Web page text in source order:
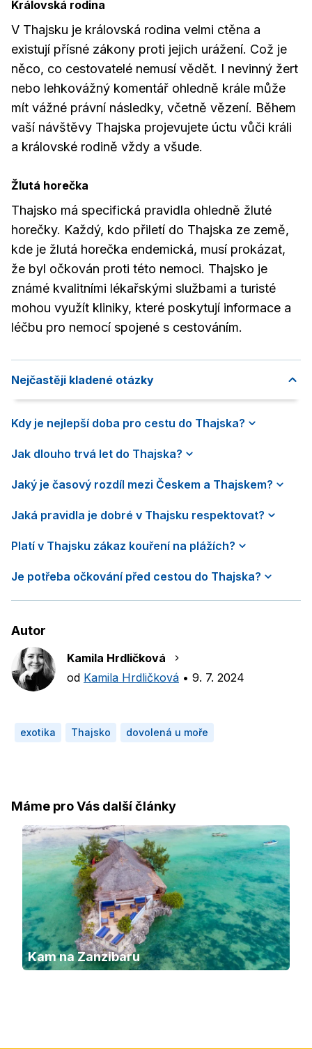
Královská rodina
V Thajsku je královská rodina velmi ctěna a
existují přísné zákony proti jejich urážení. Což je
něco, co cestovatelé nemusí vědět. I nevinný žert
nebo lehkovážný komentář ohledně krále může
mít vážné právní následky, včetně vězení. Během
vaší návštěvy Thajska projevujete úctu vůči králi
a královské rodině vždy a všude.
Žlutá horečka
Thajsko má specifická pravidla ohledně žluté
horečky. Každý, kdo přiletí do Thajska ze země,
kde je žlutá horečka endemická, musí prokázat,
že byl očkován proti této nemoci. Thajsko je
známé kvalitními lékařskými službami a turisté
mohou využít kliniky, které poskytují informace a
léčbu pro nemocí spojené s cestováním.
Nejčastěji kladené otázky
Kdy je nejlepší doba pro cestu do Thajska?
Jak dlouho trvá let do Thajska?
Jaký je časový rozdíl mezi Českem a Thajskem?
Jaká pravidla je dobré v Thajsku respektovat?
Platí v Thajsku zákaz kouření na plážích?
Je potřeba očkování před cestou do Thajska?
Autor
Kamila Hrdličková
od Kamila Hrdličková • 9. 7. 2024
exotika Thajsko dovolená u moře
Máme pro Vás další články
Kam na Zanzibaru